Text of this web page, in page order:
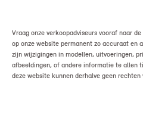
Vraag onze verkoopadviseurs vooraf naar
op onze website permanent zo accuraat en
zijn wijzigingen in modellen, uitvoeringen,
afbeeldingen, of andere informatie te allen
deze website kunnen derhalve geen rechten